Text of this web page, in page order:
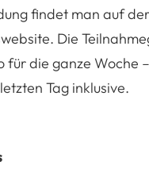
findet man auf der
Die
für die ganze Woche
Tag inklusive.